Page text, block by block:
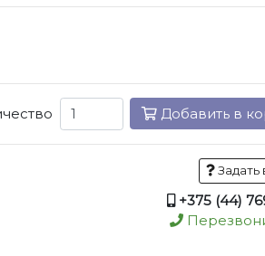
Добавить в
Задать
+375 (44)